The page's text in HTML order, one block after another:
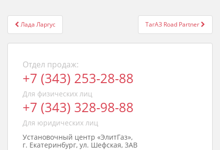
Post
navigation
Лада Ларгус ТагАЗ Road Partner
Отдел продаж:
+7 (343) 253-28-88
Для физических лиц
+7 (343) 328-98-88
Для юридических лиц
Установочный центр «ЭлитГаз»,
г. Екатеринбург, ул. Шефская, 3АВ